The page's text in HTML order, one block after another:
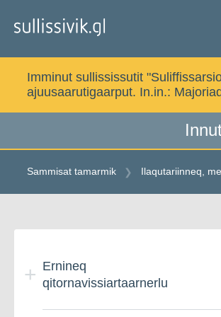
Imminut sullississutit
ajuusaarutigaarput. In.in.:
Sammisat tamarmik Ilaqutariinneq,
indholdetErnineq
qitornavissiartaarnerlu